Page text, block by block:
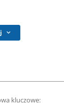
kluczowe: